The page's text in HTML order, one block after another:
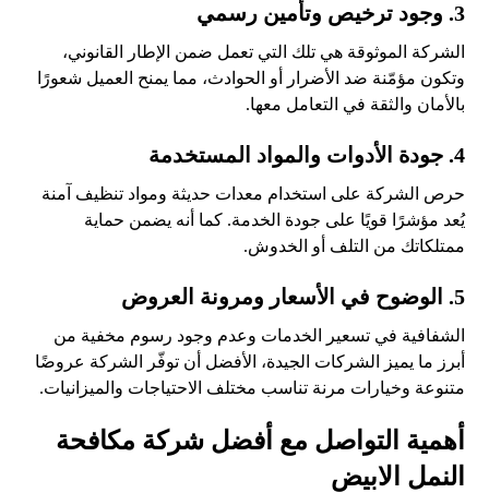
3. وجود ترخيص وتأمين رسمي
الشركة الموثوقة هي تلك التي تعمل ضمن الإطار القانوني،
وتكون مؤمّنة ضد الأضرار أو الحوادث، مما يمنح العميل شعورًا
بالأمان والثقة في التعامل معها.
4. جودة الأدوات والمواد المستخدمة
حرص الشركة على استخدام معدات حديثة ومواد تنظيف آمنة
يُعد مؤشرًا قويًا على جودة الخدمة. كما أنه يضمن حماية
ممتلكاتك من التلف أو الخدوش.
5. الوضوح في الأسعار ومرونة العروض
الشفافية في تسعير الخدمات وعدم وجود رسوم مخفية من
أبرز ما يميز الشركات الجيدة، الأفضل أن توفّر الشركة عروضًا
متنوعة وخيارات مرنة تناسب مختلف الاحتياجات والميزانيات.
أهمية التواصل مع أفضل شركة مكافحة
النمل الابيض